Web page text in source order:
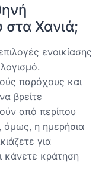
στα Χανιά;
ενοικίασης
παρόχους και
βρείτε
από περίπου
η ημερήσια
για
κάνετε κράτηση